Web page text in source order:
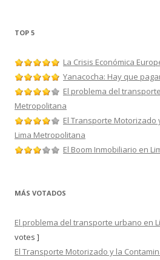
TOP 5
La Crisis Económica
Yanacocha: Hay que
El problema del
Metropolitana
El Transporte Motorizado
Lima Metropolitana
El Boom Inmobiliario en
MÁS VOTADOS
El problema del transporte urbano en
votes ]
El Transporte Motorizado y la